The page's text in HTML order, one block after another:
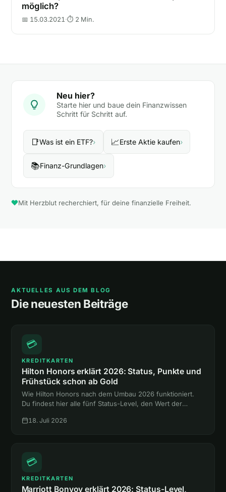
möglich?
📅 15.03.2021·⏱ 2 Min.
Neu hier?
Starte hier und baue dein Finanzwissen
Schritt für Schritt auf.
📑Was ist ein ETF?› 📈Erste Aktie kaufen›
📚Finanz-Grundlagen›
Mit Herzblut recherchiert, für deine finanzielle Freiheit.
AKTUELLES AUS DEM BLOG
Die neuesten Beiträge
💳
KREDITKARTEN
Hilton Honors erklärt 2026: Status, Punkte und
Frühstück schon ab Gold
Wie Hilton Honors nach dem Umbau 2026 funktioniert.
Du findest hier alle fünf Status-Level, den Wert der
ganz ohne Hotelnacht.
18. Juli 2026
💳
KREDITKARTEN
Marriott Bonvoy erklärt 2026: Status-Level,